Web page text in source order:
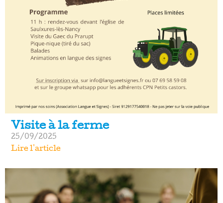
Visite à la ferme
25/09/2025
Lire l'article